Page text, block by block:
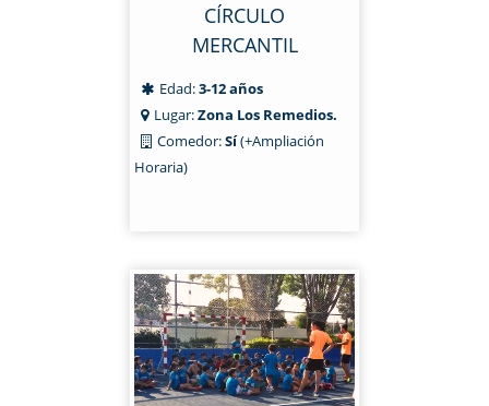
CÍRCULO
MERCANTIL
Edad:3-12 años
Lugar:Zona Los Remedios.
Comedor:Sí(+Ampliación
Horaria)